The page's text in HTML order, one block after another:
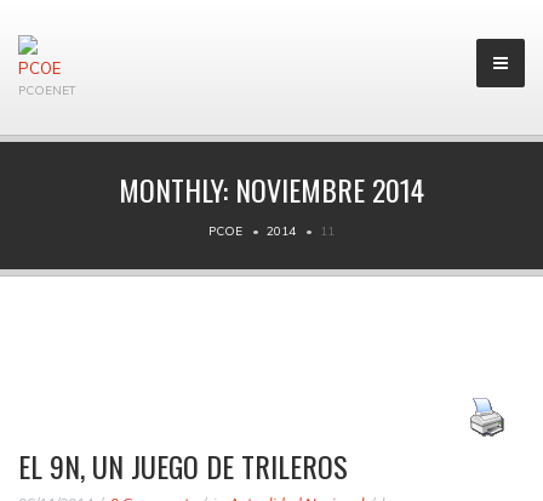
PCOENET
MONTHLY: NOVIEMBRE 2014
PCOE 2014 11
EL 9N, UN JUEGO DE TRILEROS